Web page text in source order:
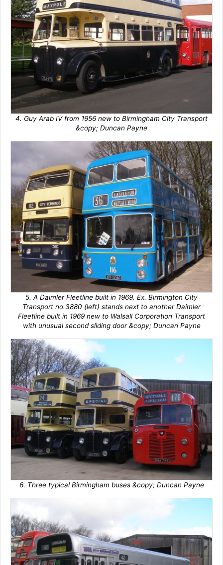
4. Guy Arab IV from 1956 new to Birmingham City Transport
&copy; Duncan Payne
5. A Daimler Fleetline built in 1969. Ex. Birmington City
Transport no.3880 (left) stands next to another Daimler
Fleetline built in 1969 new to Walsall Corporation Transport
with unusual second sliding door &copy; Duncan Payne
6. Three typical Birmingham buses &copy; Duncan Payne